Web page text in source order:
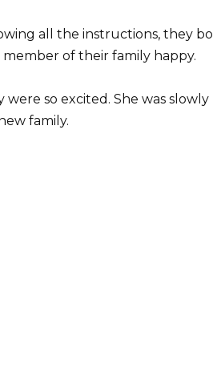
all the instructions, they
member of their family happy.
were so excited. She was
family.